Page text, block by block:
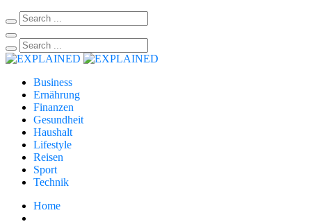
Business
Ernährung
Finanzen
Gesundheit
Haushalt
Lifestyle
Reisen
Sport
Technik
Home